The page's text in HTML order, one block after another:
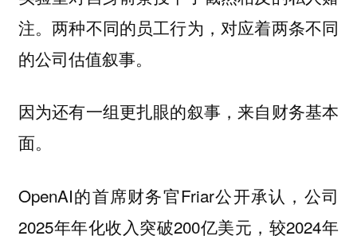
注。两种不同的员工行为，对应着两条不同
的公司估值叙事。
因为还有一组更扎眼的叙事，来自财务基本
面。
OpenAI的首席财务官Friar公开承认，公司
2025年年化收入突破200亿美元，较2024年